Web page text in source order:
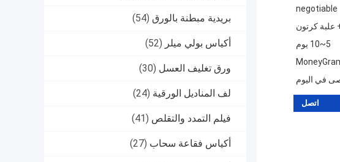
بريدية مبطنة بالورق (54)
أكياس بولي ميلر (52)
ورق تغليف العسل (30)
لف المناديل الورقية (24)
فيلم التمدد والتقلص (41)
أكياس فقاعة سحاب (27)
negotiable
5~10 يوم
اتصل